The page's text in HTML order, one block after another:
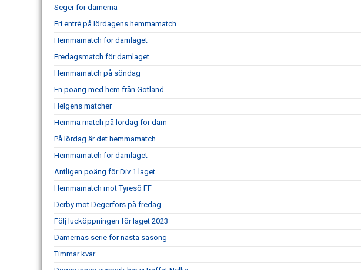
Seger för damerna
Fri entrè på lördagens hemmamatch
Hemmamatch för damlaget
Fredagsmatch för damlaget
Hemmamatch på söndag
En poäng med hem från Gotland
Helgens matcher
Hemma match på lördag för dam
På lördag är det hemmamatch
Hemmamatch för damlaget
Äntligen poäng för Div 1 laget
Hemmamatch mot Tyresö FF
Derby mot Degerfors på fredag
Följ lucköppningen för laget 2023
Damernas serie för nästa säsong
Timmar kvar...